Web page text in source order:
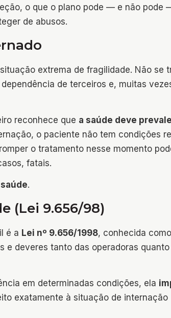
o que o plano pode — e não pode
de abusos.
extrema de fragilidade. Não se
de terceiros e, muitas
reconhece que a saúde deve
o paciente não tem condições
o tratamento nesse momento
fatais.
.
(Lei 9.656/98)
é a Lei nº 9.656/1998, conhecida como
e deveres tanto das operadoras quanto
em determinadas condições, ela
exatamente à situação de internação